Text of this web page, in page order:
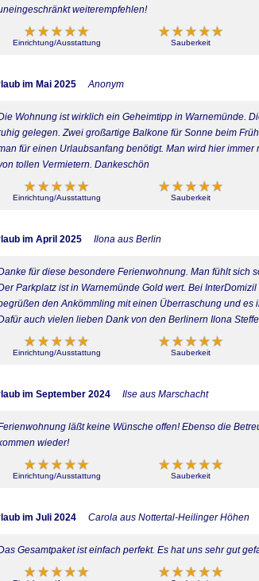
weiterempfehlen!
Einrichtung/Ausstattung Sauberkeit
im Mai 2025 Anonym
Wohnung ist wirklich ein Geheimtipp in Warnemünde.
gelegen. Zwei großartige Balkone für Sonne beim
für einen Urlaubsanfang benötigt. Man wird hier
tollen Vermietern. Dankeschön
Einrichtung/Ausstattung Sauberkeit
im April 2025 Ilona aus Berlin
für diese besondere Ferienwohnung. Man fühlt sich
Parkplatz ist in Warnemünde Gold wert. Bei
den Ankömmling mit einen Überraschung und
auch vielen lieben Dank von den Berlinern Ilona
Einrichtung/Ausstattung Sauberkeit
im September 2024 Ilse aus Marschacht
läßt keine Wünsche offen! Ebenso die
wieder!
Einrichtung/Ausstattung Sauberkeit
im Juli 2024 Carola aus Nottertal-Heilinger Höhen
Gesamtpaket ist einfach perfekt. Es hat uns sehr gut